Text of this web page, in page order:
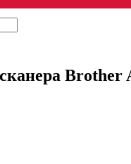
Brother